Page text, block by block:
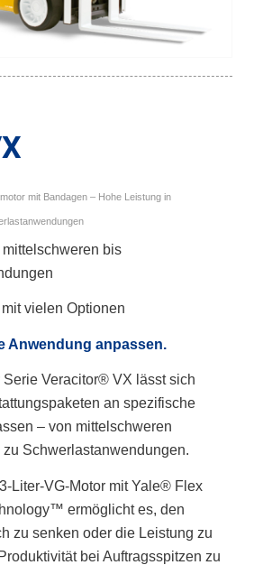
mit Bandagen – Hohe Leistung in
bis
vielen Optionen
Anwendung anpassen.
Veracitor® VX lässt sich
an spezifische
– von mittelschweren
Schwerlastanwendungen.
Liter-VG-Motor mit Yale® Flex
ermöglicht es, den
zu senken oder die Leistung zu
bei Auftragsspitzen zu